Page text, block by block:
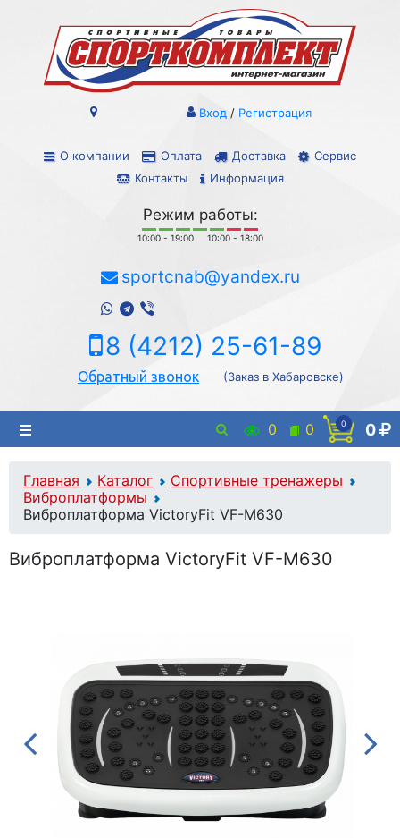
О компании Оплата Доставка
Сервис
Контакты
Информация
Вход / Регистрация
Режим работы:
10:00 - 19:00 10:00 - 18:00
sportcnab@yandex.ru
8 (4212) 25-61-89
Обратный звонок (Заказ в Хабаровске)
0 0 0 0
Главная Каталог
Спортивные тренажеры
Виброплатформы
Виброплатформа VictoryFit VF-M630
Виброплатформа VictoryFit VF-M630